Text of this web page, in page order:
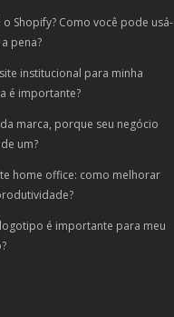
o Shopify? Como você pode usá-
pena?
institucional para minha
é importante?
marca, porque seu negócio
um?
home office: como melhorar
é importante para meu